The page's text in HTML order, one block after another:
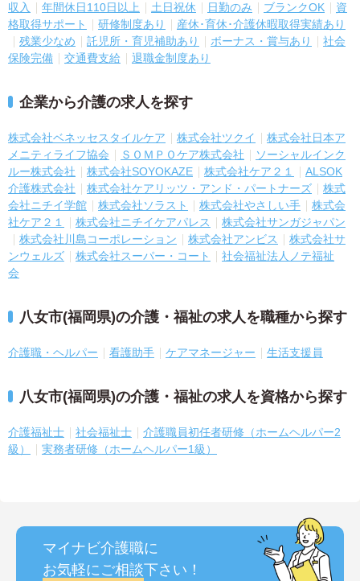
収入 年間休日110日以上 土日祝休 日勤のみ ブランクOK
資
格取得サポート
研修制度あり
産休･育休･介護休暇取得実績あり
残業少なめ
託児所・育児補助あり ボーナス・賞与あり
社会
保険完備
交通費支給 退職金制度あり
企業から介護の求人を探す
株式会社ベネッセスタイルケア 株式会社ツクイ
株式会社日本ア
メニティライフ協会
ＳＯＭＰＯケア株式会社
ソーシャルインク
ルー株式会社
株式会社SOYOKAZE 株式会社ケア２１
ALSOK
介護株式会社
株式会社ケアリッツ・アンド・パートナーズ
株式
会社ニチイ学館
株式会社ソラスト 株式会社やさしい手
株式会
社ケア２１
株式会社ニチイケアパレス
株式会社サンガジャパン
株式会社川島コーポレーション
株式会社アンビス
株式会社サ
ンウェルズ
株式会社スーパー・コート
社会福祉法人ノテ福祉
会
八女市(福岡県)の介護・福祉の求人を職種から探す
介護職・ヘルパー 看護助手 ケアマネージャー 生活支援員
八女市(福岡県)の介護・福祉の求人を資格から探す
介護福祉士 社会福祉士
介護職員初任者研修（ホームヘルパー2
級）
実務者研修（ホームヘルパー1級）
マイナビ介護職に
お気軽にご相談下さい！